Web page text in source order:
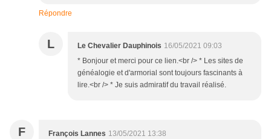
Répondre
L Le Chevalier Dauphinois 16/05/2021 09:03
* Bonjour et merci pour ce lien.<br /> * Les sites de
généalogie et d'armorial sont toujours fascinants à
lire.<br /> * Je suis admiratif du travail réalisé.
F François Lannes 13/05/2021 13:38